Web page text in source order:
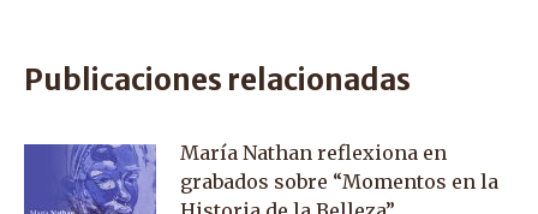
Publicaciones relacionadas
María Nathan reflexiona en
grabados sobre “Momentos en la